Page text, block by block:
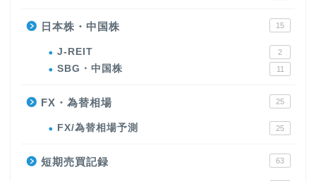
日本株・中国株 15
J-REIT 2
SBG・中国株 11
FX・為替相場 25
FX/為替相場予測 25
短期売買記録 63